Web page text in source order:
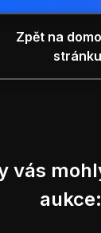
Zpět na
stránku
vás
aukce: